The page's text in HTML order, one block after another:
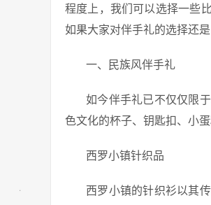
程度上，我们可以选择一些
如果大家对伴手礼的选择还
一、民族风伴手礼
如今伴手礼已不仅仅限
色文化的杯子、钥匙扣、小
西罗小镇针织品
西罗小镇的针织衫以其